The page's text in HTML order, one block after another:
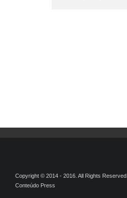
Copyright © 2014 - 2016. All Rights Reserved.
Conteúdo Press